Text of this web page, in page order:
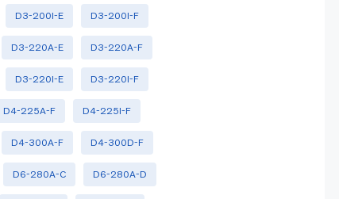
D3-200I-E D3-200I-F
D3-220A-E D3-220A-F
D3-220I-E D3-220I-F
D4-225A-F D4-225I-F
D4-300A-F D4-300D-F
D6-280A-C D6-280A-D